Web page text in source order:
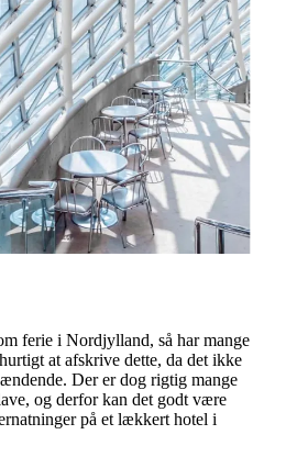
ferie i Nordjylland, så har mange
at afskrive dette, da det ikke
Der er dog rigtig mange
og derfor kan det godt være
på et lækkert hotel i